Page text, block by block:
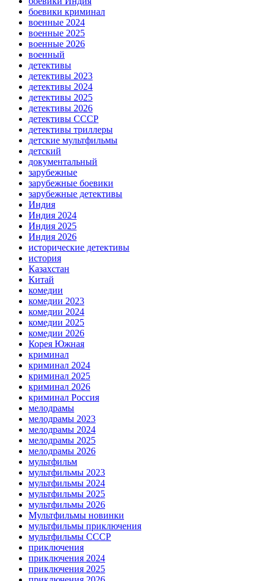
боевики криминал
военные 2024
военные 2025
военные 2026
военный
детективы
детективы 2023
детективы 2024
детективы 2025
детективы 2026
детективы СССР
детективы триллеры
детские мультфильмы
детский
документальный
зарубежные
зарубежные боевики
зарубежные детективы
Индия
Индия 2024
Индия 2025
Индия 2026
исторические детективы
история
Казахстан
Китай
комедии
комедии 2023
комедии 2024
комедии 2025
комедии 2026
Корея Южная
криминал
криминал 2024
криминал 2025
криминал 2026
криминал Россия
мелодрамы
мелодрамы 2023
мелодрамы 2024
мелодрамы 2025
мелодрамы 2026
мультфильм
мультфильмы 2023
мультфильмы 2024
мультфильмы 2025
мультфильмы 2026
Мультфильмы новинки
мультфильмы приключения
мультфильмы СССР
приключения
приключения 2024
приключения 2025